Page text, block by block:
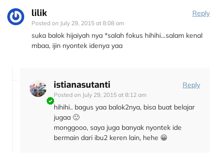
lilik
Posted on July 29, 2015 at 8:08 am
Reply
suka balok hijaiyah nya *salah fokus hihihi…salam kenal
mbaa, ijin nyontek idenya yaa
istianasutanti
Posted on July 29, 2015 at 8:12 am
Reply
hihihi.. bagus yaa balok2nya, bisa buat belajar
jugaa 🙂
monggooo, saya juga banyak nyontek ide
bermain dari ibu2 keren lain, hehe 😀